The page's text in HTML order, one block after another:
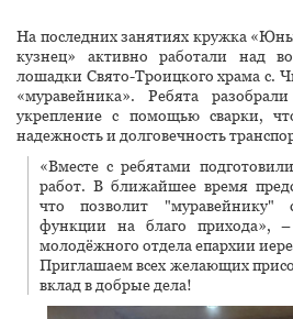
На последних занятиях кружка
кузнец» активно работали над
лошадки Свято-Троицкого храма с.
«муравейника». Ребята
укрепление с помощью сварки,
надежность и долговечность
«Вместе с ребятами
работ. В ближайшее время
что позволит "муравейнику"
функции на благо прихода», –
молодёжного отдела епархии
Приглашаем всех желающих
вклад в добрые дела!